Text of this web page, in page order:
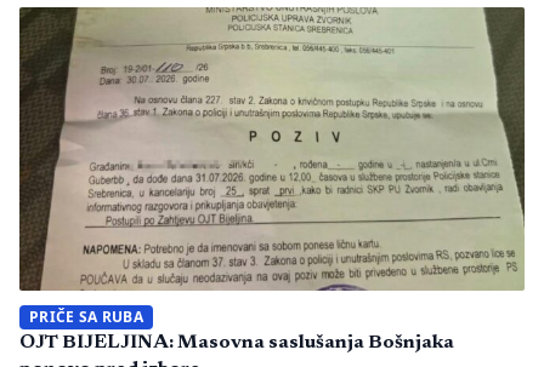
Novinara Marka Divkovića i generalnu tajnicu Borku Rudić.
Nakon ranije podnesenih krivičnih prijava i tužbi za klevetu
protiv Anise Mahmutović i odgovornih osoba […]
PRIČE SA RUBA
OJT BIJELJINA: Masovna saslušanja Bošnjaka